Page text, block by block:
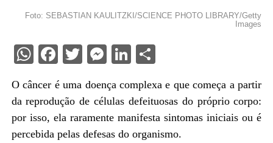
Foto: SEBASTIAN KAULITZKI/SCIENCE PHOTO LIBRARY/Getty
Images
WhatsApp
Facebook
Twitter
Messenger
LinkedIn
Share
O câncer é uma doença complexa e que começa a partir
da reprodução de células defeituosas do próprio corpo:
por isso, ela raramente manifesta sintomas iniciais ou é
percebida pelas defesas do organismo.